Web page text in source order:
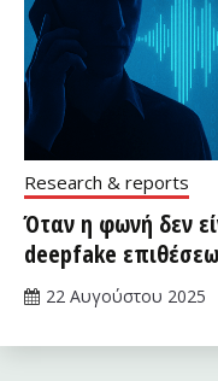
Research & reports
Όταν η φωνή δεν
deepfake
22 Αυγούστου 2025